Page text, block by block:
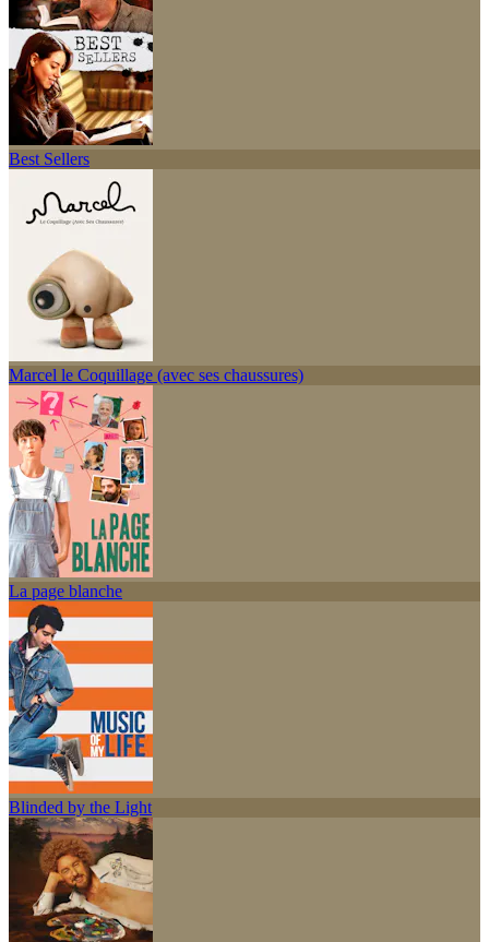
Best Sellers
Marcel le Coquillage (avec ses chaussures)
La page blanche
Blinded by the Light